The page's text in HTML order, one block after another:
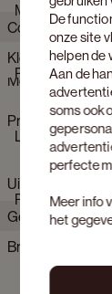
De
onze site
helpen de
Aan de
soms ook
perfecte
Meer info
het
Prachtig te
op: tapijten
pluisvorming en
Merk
Collectie
Netto gewicht
Materialen
Kleur
Productie
Leverings- en
Uit voorraad
Geschatte
Pakketinfo
Bruto gewicht